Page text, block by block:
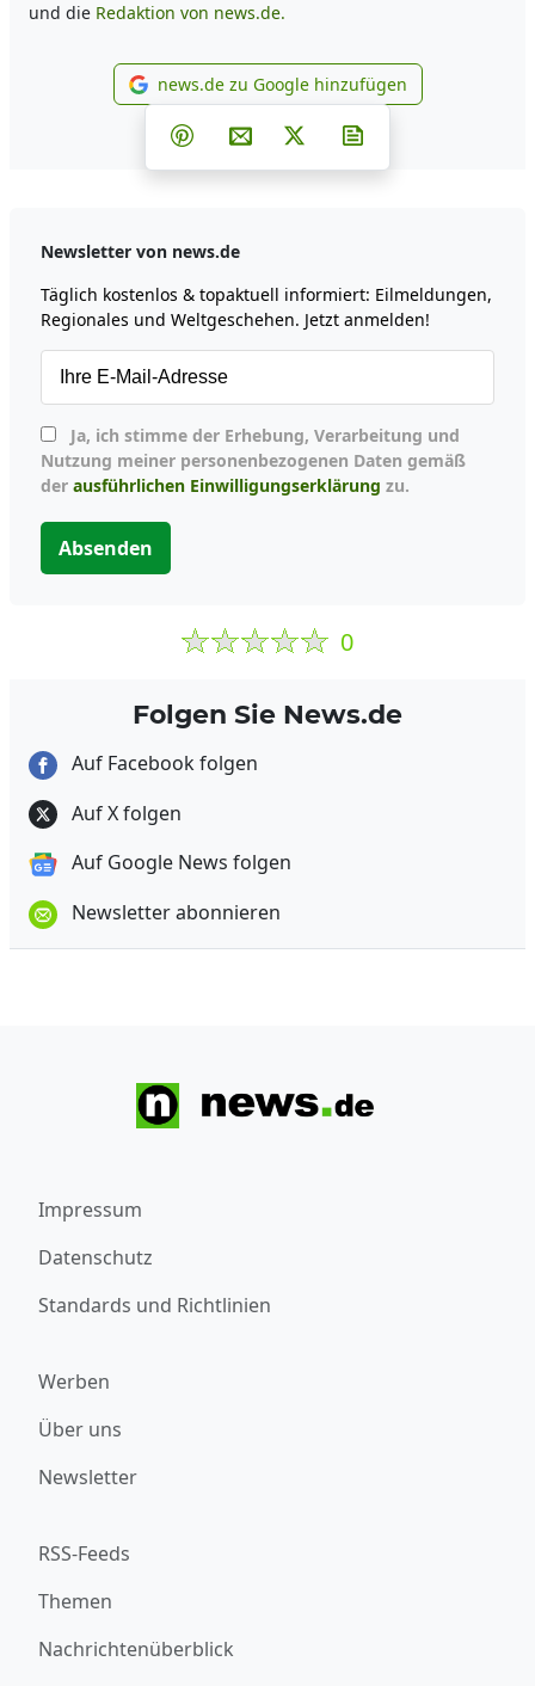
und die Redaktion von news.de.
news.de zu Google
news.de zu Google hinzufügen
Teilen auf Facebook
Teilen auf Whatsapp
Teilen auf Telegram
Teilen auf Pinterest
Per E-Mail teilen
Post auf X
Newsletter von news.de
Täglich kostenlos & topaktuell informiert: Eilmeldungen,
Regionales und Weltgeschehen. Jetzt anmelden!
Nutzung meiner personenbezogenen Daten gemäß
der ausführlichen Einwilligungserklärung zu.
Absenden
0
Folgen Sie News.de
Auf Facebook folgen
Auf X folgen
Auf Google News folgen
Newsletter abonnieren
Impressum
Datenschutz
Standards und Richtlinien
Werben
Über uns
Newsletter
RSS-Feeds
Themen
Nachrichtenüberblick